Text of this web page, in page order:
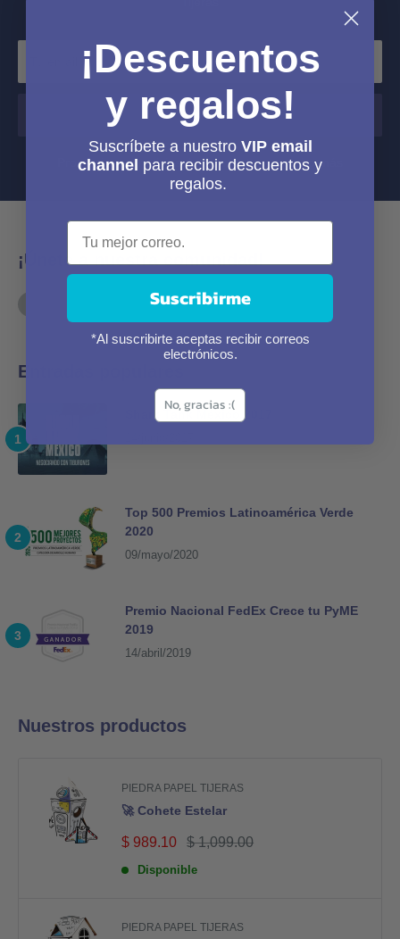
Suscribirse
Promociones, noticias, lanzamientos y mucho más
¡Únete a nuestra comunidad!
Entradas populares
Shark Tank México 2017
Top 500 Premios Latinoamérica Verde
2020
09/mayo/2020
Premio Nacional FedEx Crece tu PyME
2019
14/abril/2019
Nuestros productos
PIEDRA PAPEL TIJERAS
🚀 Cohete Estelar
Precio
venta
$ 989.10
Precio
$ 1,099.00
Disponible
PIEDRA PAPEL TIJERAS
¡Descuentos
y regalos!
Suscríbete a nuestro VIP email
channel para recibir descuentos y
regalos.
Suscribirme
*Al suscribirte aceptas recibir correos
electrónicos.
No, gracias :(